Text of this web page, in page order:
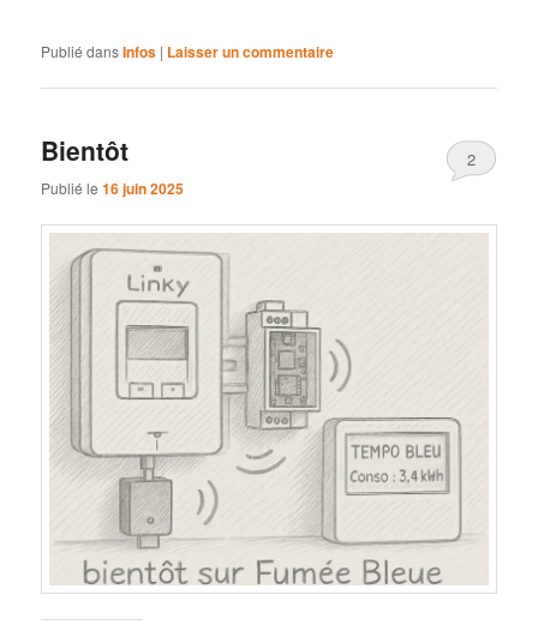
Publié dansInfos | Laisser un commentaire
Bientôt
Publié le16 juin 2025
2